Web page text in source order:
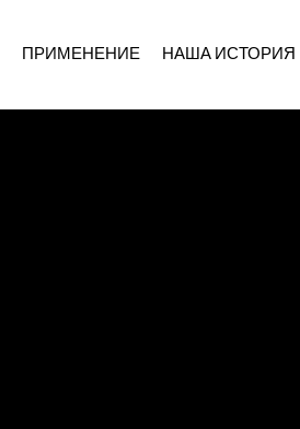
ПРИМЕНЕНИЕ НАША ИСТОРИЯ